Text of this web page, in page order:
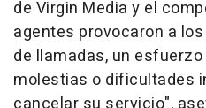
de Virgin Media y el
agentes provocaron a
de llamadas, un
molestias o dificultades